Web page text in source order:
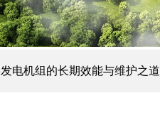
电机组的长期效能与维护之道